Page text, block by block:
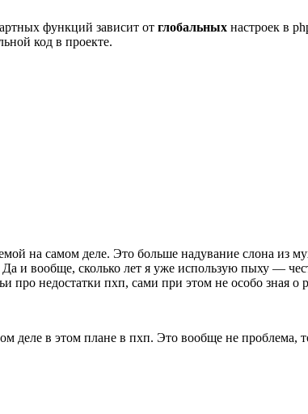
функций зависит от глобальных настроек в
код в проекте.
на самом деле. Это больше надувание слона из
Да и вообще, сколько лет я уже использую пыху —
про недостатки пхп, сами при этом не особо зная
деле в этом плане в пхп. Это вообще не проблема,